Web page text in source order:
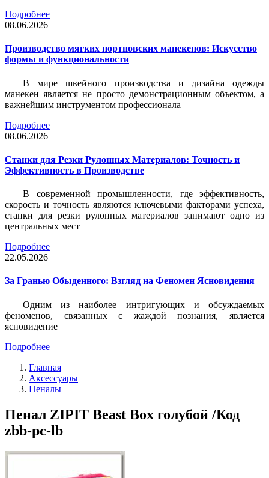
Подробнее
08.06.2026
Производство мягких портновских манекенов: Искусство
формы и функциональности
В мире швейного производства и дизайна одежды
манекен является не просто демонстрационным объектом, а
важнейшим инструментом профессионала
Подробнее
08.06.2026
Станки для Резки Рулонных Материалов: Точность и
Эффективность в Производстве
В современной промышленности, где эффективность,
скорость и точность являются ключевыми факторами успеха,
станки для резки рулонных материалов занимают одно из
центральных мест
Подробнее
22.05.2026
За Гранью Обыденного: Взгляд на Феномен Ясновидения
Одним из наиболее интригующих и обсуждаемых
феноменов, связанных с жаждой познания, является
ясновидение
Подробнее
Главная
Аксессуары
Пеналы
Пенал ZIPIT Beast Box голубой /Код
zbb-pc-lb